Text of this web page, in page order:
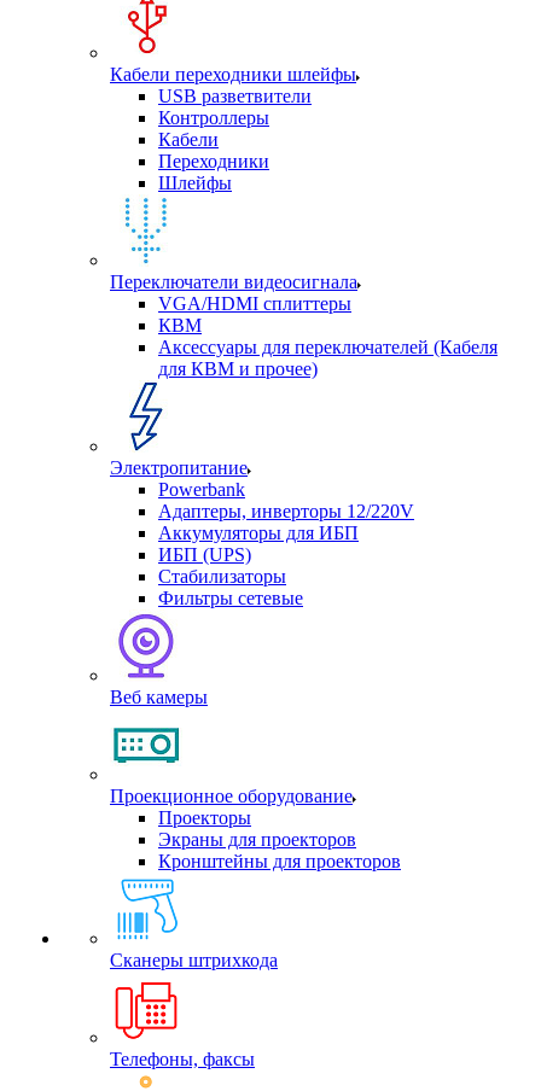
Кабели переходники шлейфы
USB разветвители
Контроллеры
Кабели
Переходники
Шлейфы
Переключатели видеосигнала
VGA/HDMI сплиттеры
КВМ
Аксессуары для переключателей (Кабеля
для КВМ и прочее)
Электропитание
Powerbank
Адаптеры, инверторы 12/220V
Аккумуляторы для ИБП
ИБП (UPS)
Стабилизаторы
Фильтры сетевые
Веб камеры
Проекционное оборудование
Проекторы
Экраны для проекторов
Кронштейны для проекторов
Сканеры штрихкода
Телефоны, факсы